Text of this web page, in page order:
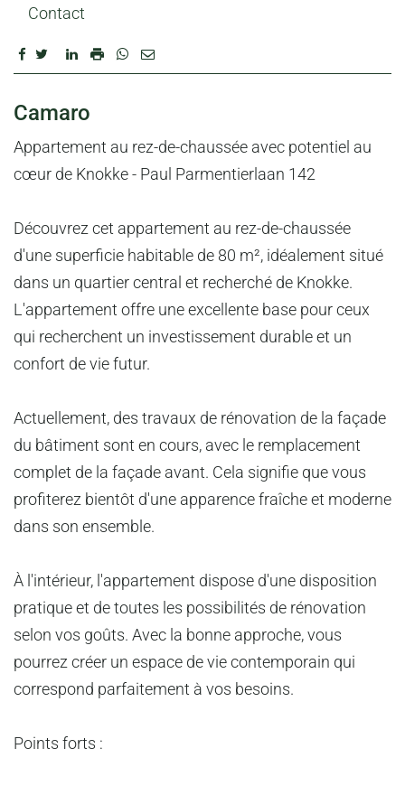
Contact
DESCRIPTION
Camaro
Appartement au rez-de-chaussée avec potentiel au
cœur de Knokke - Paul Parmentierlaan 142
Découvrez cet appartement au rez-de-chaussée
d'une superficie habitable de 80 m², idéalement situé
dans un quartier central et recherché de Knokke.
L'appartement offre une excellente base pour ceux
qui recherchent un investissement durable et un
confort de vie futur.
Actuellement, des travaux de rénovation de la façade
du bâtiment sont en cours, avec le remplacement
complet de la façade avant. Cela signifie que vous
profiterez bientôt d'une apparence fraîche et moderne
dans son ensemble.
À l'intérieur, l'appartement dispose d'une disposition
pratique et de toutes les possibilités de rénovation
selon vos goûts. Avec la bonne approche, vous
pourrez créer un espace de vie contemporain qui
correspond parfaitement à vos besoins.
Points forts :